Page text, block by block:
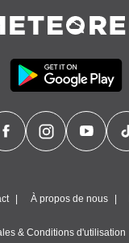
À propos de nous
& Conditions d'utilisation